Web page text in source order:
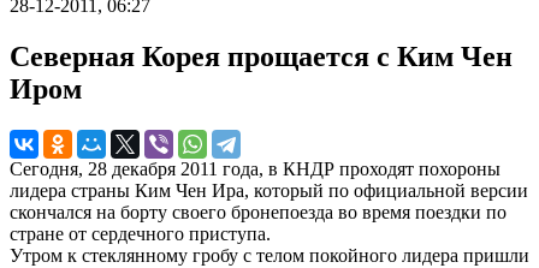
28-12-2011, 06:27
Северная Корея прощается с Ким Чен
Иром
Сегодня, 28 декабря 2011 года, в КНДР проходят похороны
лидера страны Ким Чен Ира, который по официальной версии
скончался на борту своего бронепоезда во время поездки по
стране от сердечного приступа.
Утром к стеклянному гробу с телом покойного лидера пришли